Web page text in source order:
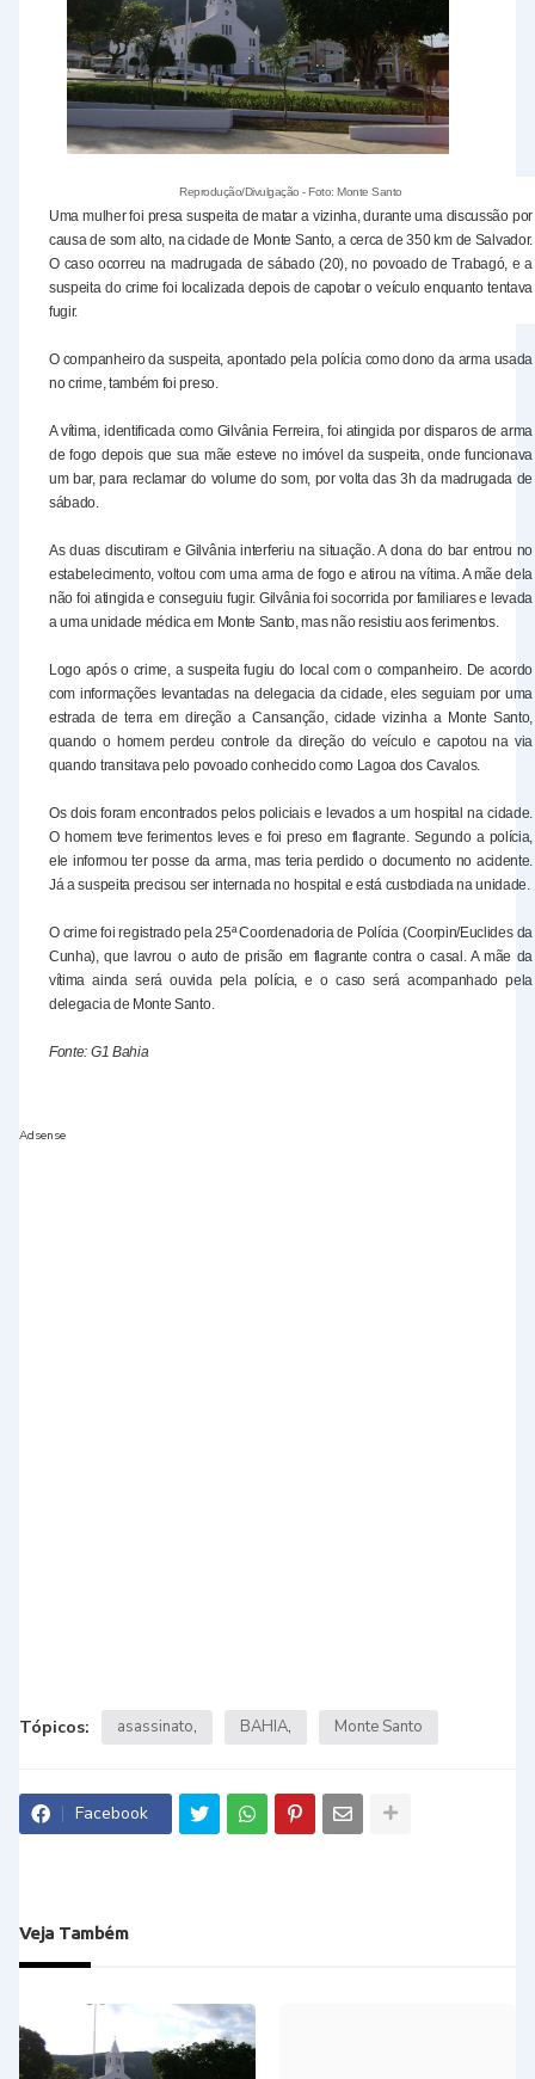
Reprodução/Divulgação - Foto: Monte Santo
Uma mulher foi presa suspeita de matar a vizinha, durante uma discussão por
causa de som alto, na cidade de Monte Santo, a cerca de 350 km de Salvador.
O caso ocorreu na madrugada de sábado (20), no povoado de Trabagó, e a
suspeita do crime foi localizada depois de capotar o veículo enquanto tentava
fugir.
O companheiro da suspeita, apontado pela polícia como dono da arma usada
no crime, também foi preso.
A vítima, identificada como Gilvânia Ferreira, foi atingida por disparos de arma
de fogo depois que sua mãe esteve no imóvel da suspeita, onde funcionava
um bar, para reclamar do volume do som, por volta das 3h da madrugada de
sábado.
As duas discutiram e Gilvânia interferiu na situação. A dona do bar entrou no
estabelecimento, voltou com uma arma de fogo e atirou na vítima. A mãe dela
não foi atingida e conseguiu fugir. Gilvânia foi socorrida por familiares e levada
a uma unidade médica em Monte Santo, mas não resistiu aos ferimentos.
Logo após o crime, a suspeita fugiu do local com o companheiro. De acordo
com informações levantadas na delegacia da cidade, eles seguiam por uma
estrada de terra em direção a Cansanção, cidade vizinha a Monte Santo,
quando o homem perdeu controle da direção do veículo e capotou na via
quando transitava pelo povoado conhecido como Lagoa dos Cavalos.
Os dois foram encontrados pelos policiais e levados a um hospital na cidade.
O homem teve ferimentos leves e foi preso em flagrante. Segundo a polícia,
ele informou ter posse da arma, mas teria perdido o documento no acidente.
Já a suspeita precisou ser internada no hospital e está custodiada na unidade.
O crime foi registrado pela 25ª Coordenadoria de Polícia (Coorpin/Euclides da
Cunha), que lavrou o auto de prisão em flagrante contra o casal. A mãe da
vítima ainda será ouvida pela polícia, e o caso será acompanhado pela
delegacia de Monte Santo.
Fonte: G1 Bahia
Adsense
Tópicos: asassinato BAHIA Monte Santo
Facebook
Veja Também